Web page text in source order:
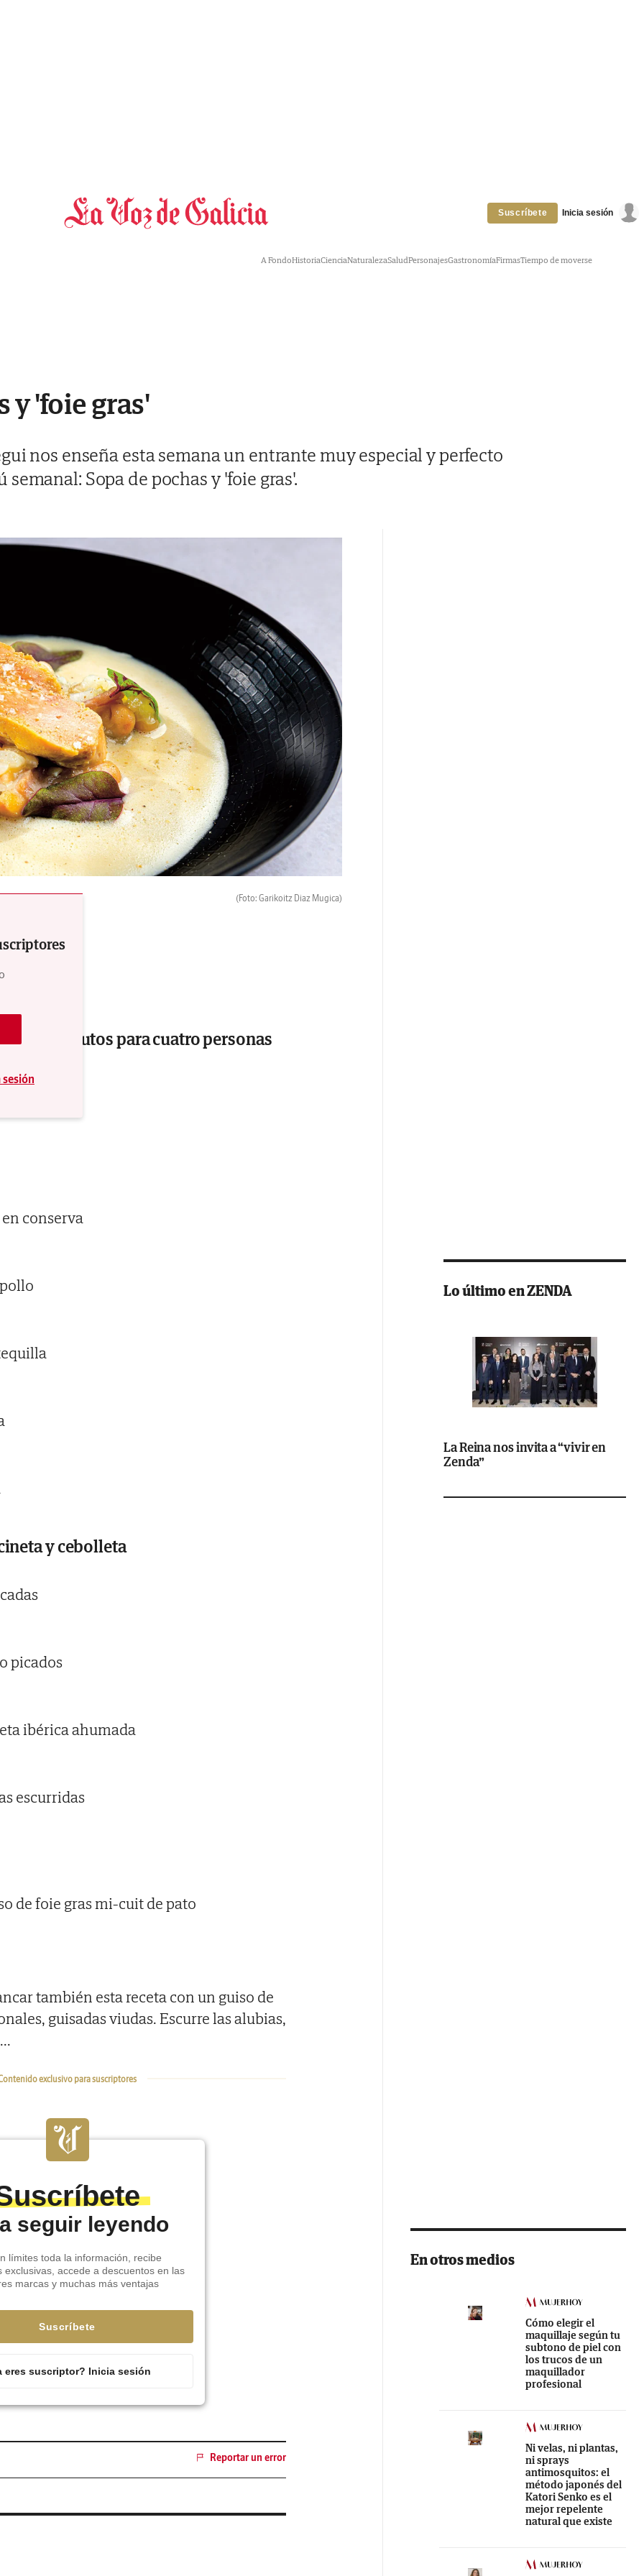
Suscríbete Inicia sesión
A FondoHistoriaCienciaNaturalezaSaludPersonajesGastronomíaFirmasTiempo de moverse
y 'foie gras'
nos enseña esta semana un entrante muy especial y perfecto
Sopa de pochas y 'foie gras'.
(Foto: Garikoitz Diaz Mugica)
80 minutos para cuatro personas
en conserva
y cebolleta
picados
ibérica ahumada
escurridas
de foie gras mi-cuit de pato
también esta receta con un guiso de
guisadas viudas. Escurre las alubias,
...
exclusivo para suscriptores
seguir leyendo
límites toda la información, recibe
exclusivas, accede a descuentos en las
marcas y muchas más ventajas
Suscríbete
eres suscriptor? Inicia sesión
Reportar un error
Lo último en ZENDA
La Reina nos invita a “vivir en
Zenda”
En otros medios
Cómo elegir el
maquillaje según tu
subtono de piel con
los trucos de un
maquillador
profesional
Ni velas, ni plantas,
ni sprays
antimosquitos: el
método japonés del
Katori Senko es el
mejor repelente
natural que existe